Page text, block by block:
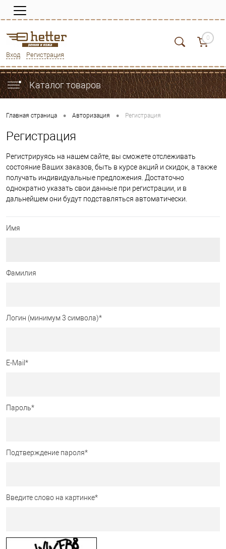
Вход Регистрация
0
Каталог товаров
Главная страница • Авторизация • Регистрация
Регистрация
Регистрируясь на нашем сайте, вы сможете отслеживать
состояние Ваших заказов, быть в курсе акций и скидок, а также
получать индивидуальные предложения. Достаточно
однократно указать свои данные при регистрации, и в
дальнейшем они будут подставляться автоматически.
Имя
Фамилия
Логин (минимум 3 символа)*
E-Mail *
Пароль*
Подтверждение пароля*
Введите слово на картинке*